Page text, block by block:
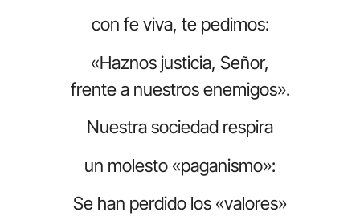
con fe viva, te pedimos:
«Haznos justicia, Señor,
frente a nuestros enemigos».
Nuestra sociedad respira
un molesto «paganismo»:
Se han perdido los «valores»